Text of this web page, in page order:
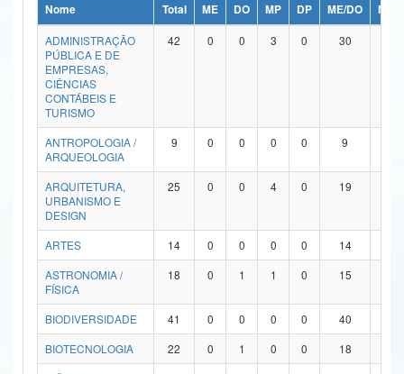
Ministério da Ciência, Tecnologia, Inovações e Comunicações
Ministério do Meio Ambiente
Ministério do Turismo
Ministério do Desenvolvimento Regional
Controladoria-Geral da União
Ministério da Mulher, da Família e dos Direitos Humanos
Secretaria de Governo
Advocacia-Geral da União
Nome Total ME DO MP DP ME/DO
MP/
ADMINISTRAÇÃO
PÚBLICA E DE
EMPRESAS,
CIÊNCIAS
CONTÁBEIS E
TURISMO
42 0 0 3 0 30
ANTROPOLOGIA /
ARQUEOLOGIA
9 0 0 0 0 9
ARQUITETURA,
URBANISMO E
DESIGN
25 0 0 4 0 19
ARTES 14 0 0 0 0 14
ASTRONOMIA /
FÍSICA
18 0 1 1 0 15
BIODIVERSIDADE 41 0 0 0 0 40
BIOTECNOLOGIA
22 0 1 0 0 18